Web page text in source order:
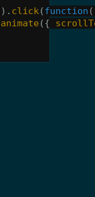
). click(function
animate ({